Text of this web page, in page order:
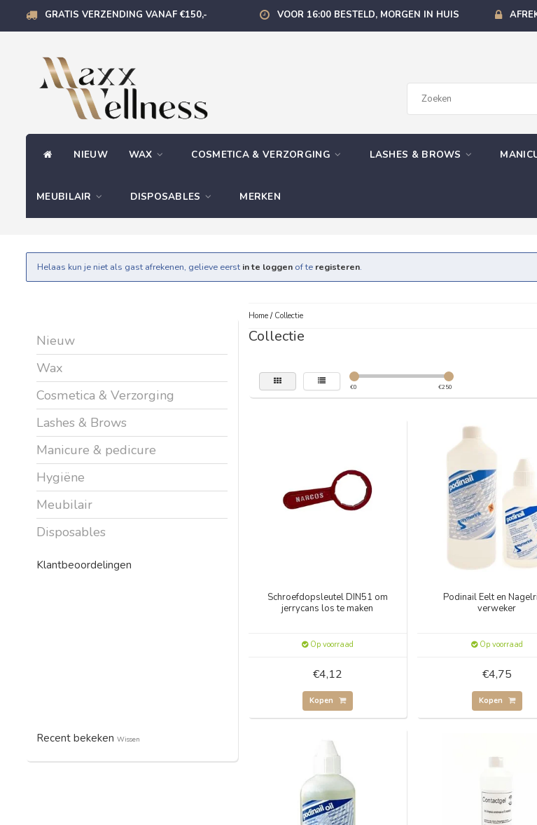
GRATIS VERZENDING VANAF €150,- VOOR 16:00 BESTELD, MORGEN IN HUIS
NIEUW WAX COSMETICA & VERZORGING LASHES & BROWS
MEUBILAIR DISPOSABLES MERKEN
Helaas kun je niet als gast afrekenen, gelieve eerst in te loggen of te registeren.
Nieuw
Wax
Cosmetica & Verzorging
Lashes & Brows
Manicure & pedicure
Hygiëne
Meubilair
Disposables
Klantbeoordelingen
Recent bekeken Wissen
Home/ Collectie
Collectie
€0 €250
Schroefdopsleutel DIN51 om
jerrycans los te maken
Op voorraad
€4,12
Kopen
Podinail Eelt en
verweker
Op voorraad
€4,75
Kopen